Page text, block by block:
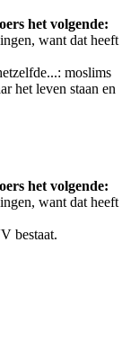
het volgende:
want dat heeft
moslims
het leven staan en
het volgende:
want dat heeft
bestaat.